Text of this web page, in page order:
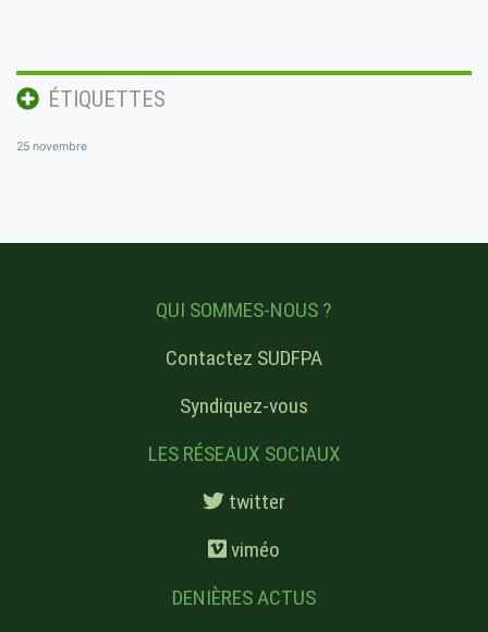
ÉTIQUETTES
25 novembre
QUI SOMMES-NOUS ?
Contactez SUDFPA
Syndiquez-vous
LES RÉSEAUX SOCIAUX
twitter
viméo
DENIÈRES ACTUS